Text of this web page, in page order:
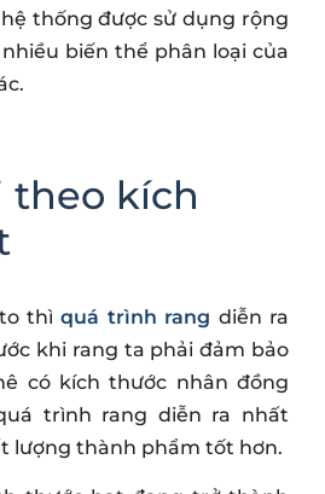
thống được sử dụng rộng
biến thể phân loại của
theo kích
to thìquá trình rang diễn ra
khi rang ta phải đảm bảo
có kích thước nhân đồng
trình rang diễn ra nhất
lượng thành phẩm tốt hơn.